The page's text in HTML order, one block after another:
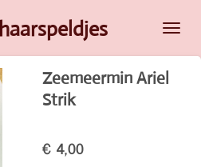
Zeemeermin Ariel
Strik
€ 4,00